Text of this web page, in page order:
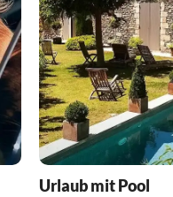
Urlaub mit Pool